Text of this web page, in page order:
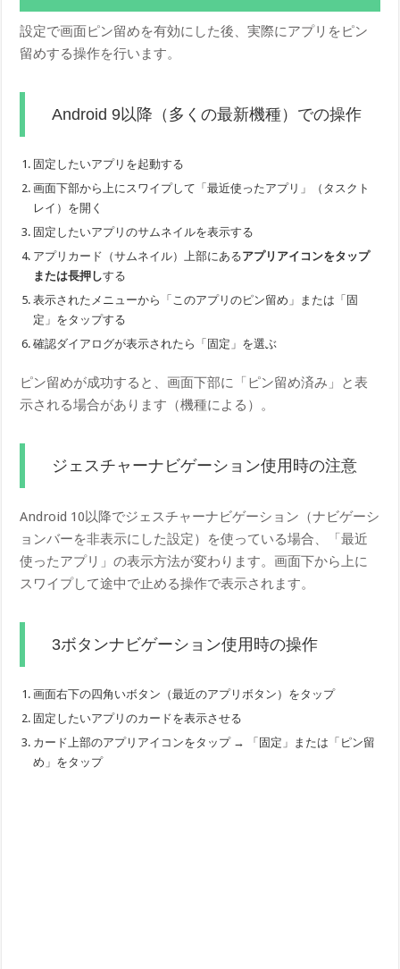
設定で画面ピン留めを有効にした後、実際にアプリをピン
留めする操作を行います。
Android 9以降（多くの最新機種）での操作
固定したいアプリを起動する
画面下部から上にスワイプして「最近使ったアプリ」（タスクト
レイ）を開く
固定したいアプリのサムネイルを表示する
アプリカード（サムネイル）上部にあるアプリアイコンをタップ
または長押しする
表示されたメニューから「このアプリのピン留め」または「固
定」をタップする
確認ダイアログが表示されたら「固定」を選ぶ
ピン留めが成功すると、画面下部に「ピン留め済み」と表
示される場合があります（機種による）。
ジェスチャーナビゲーション使用時の注意
Android 10以降でジェスチャーナビゲーション（ナビゲーシ
ョンバーを非表示にした設定）を使っている場合、「最近
使ったアプリ」の表示方法が変わります。画面下から上に
スワイプして途中で止める操作で表示されます。
3ボタンナビゲーション使用時の操作
画面右下の四角いボタン（最近のアプリボタン）をタップ
固定したいアプリのカードを表示させる
カード上部のアプリアイコンをタップ → 「固定」または「ピン留
め」をタップ